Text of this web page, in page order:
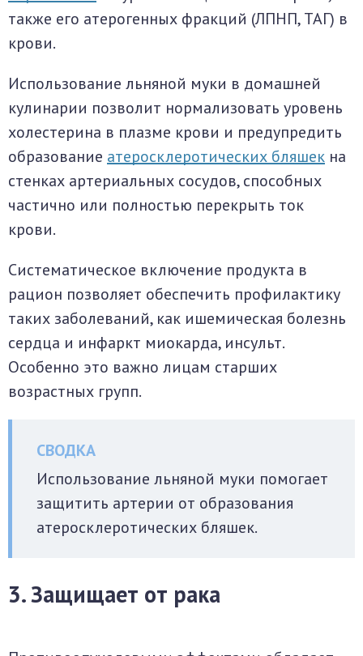
также его атерогенных фракций (ЛПНП, ТАГ) в
крови.
Использование льняной муки в домашней
кулинарии позволит нормализовать уровень
холестерина в плазме крови и предупредить
образование атеросклеротических бляшек на
стенках артериальных сосудов, способных
частично или полностью перекрыть ток
крови.
Систематическое включение продукта в
рацион позволяет обеспечить профилактику
таких заболеваний, как ишемическая болезнь
сердца и инфаркт миокарда, инсульт.
Особенно это важно лицам старших
возрастных групп.
Использование льняной муки помогает
защитить артерии от образования
атеросклеротических бляшек.
3. Защищает от рака